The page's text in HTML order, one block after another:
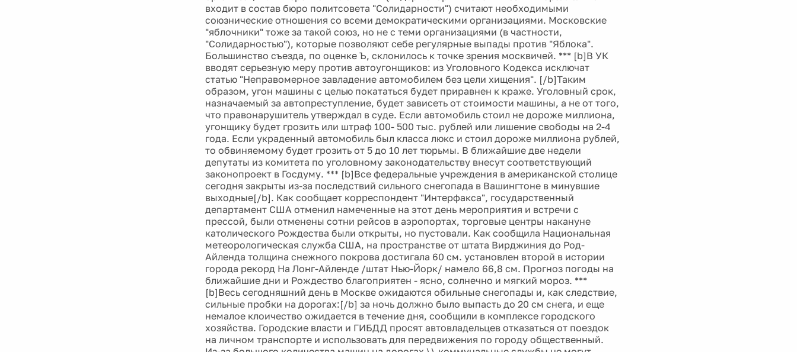
входит в состав бюро политсовета "Солидарности") считают необходимыми
союзнические отношения со всеми демократическими организациями. Московские
"яблочники" тоже за такой союз, но не с теми организациями (в частности,
"Солидарностью"), которые позволяют себе регулярные выпады против "Яблока".
Большинство съезда, по оценке Ъ, склонилось к точке зрения москвичей. *** [b]В УК
вводят серьезную меру против автоугонщиков: из Уголовного Кодекса исключат
статью "Неправомерное завладение автомобилем без цели хищения". [/b]Таким
образом, угон машины с целью покататься будет приравнен к краже. Уголовный срок,
назначаемый за автопреступление, будет зависеть от стоимости машины, а не от того,
что правонарушитель утверждал в суде. Если автомобиль стоил не дороже миллиона,
угонщику будет грозить или штраф 100- 500 тыс. рублей или лишение свободы на 2-4
года. Если украденный автомобиль был класса люкс и стоил дороже миллиона рублей,
то обвиняемому будет грозить от 5 до 10 лет тюрьмы. В ближайшие две недели
депутаты из комитета по уголовному законодательству внесут соответствующий
законопроект в Госдуму. *** [b]Все федеральные учреждения в американской столице
сегодня закрыты из-за последствий сильного снегопада в Вашингтоне в минувшие
выходные[/b]. Как сообщает корреспондент "Интерфакса", государственный
департамент США отменил намеченные на этот день мероприятия и встречи с
прессой, были отменены сотни рейсов в аэропортах, торговые центры накануне
католического Рождества были открыты, но пустовали. Как сообщила Национальная
метеорологическая служба США, на пространстве от штата Вирджиния до Род-
Айленда толщина снежного покрова достигала 60 см. установлен второй в истории
города рекорд На Лонг-Айленде /штат Нью-Йорк/ намело 66,8 см. Прогноз погоды на
ближайшие дни и Рождество благоприятен - ясно, солнечно и мягкий мороз. ***
[b]Весь сегодняшний день в Москве ожидаются обильные снегопады и, как следствие,
сильные пробки на дорогах:[/b] за ночь должно было выпасть до 20 см снега, и еще
немалое клоичество ожидается в течение дня, сообщили в комплексе городского
хозяйства. Городские власти и ГИБДД просят автовладельцев отказаться от поездок
на личном транспорте и использовать для передвижения по городу общественный.